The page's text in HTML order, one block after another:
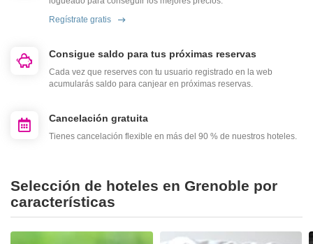
Regístrate gratis
Consigue saldo para tus próximas reservas
Cada vez que reserves con tu usuario registrado en la web
acumularás saldo para canjear en próximas reservas.
Cancelación gratuita
Tienes cancelación flexible en más del 90 % de nuestros hoteles.
Selección de hoteles en Grenoble por
características